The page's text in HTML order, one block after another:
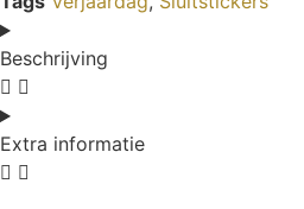
Beschrijving
Extra informatie